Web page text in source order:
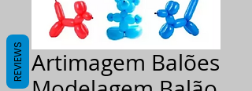
Artimagem Balões
REVIEWS